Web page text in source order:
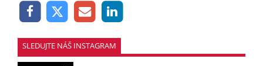
SLEDUJTE NÁŠ INSTAGRAM